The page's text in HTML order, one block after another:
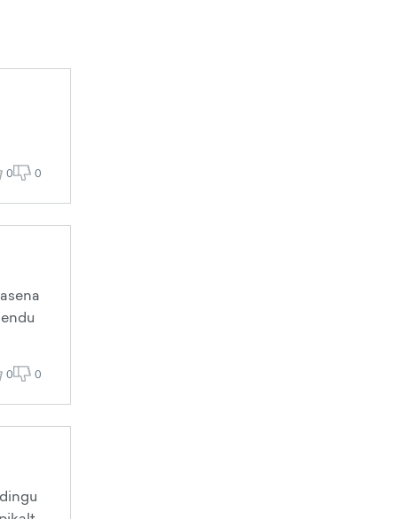
0 0
0 0